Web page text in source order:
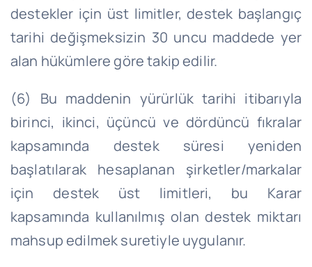
destekler için üst limitler, destek başlangıç
tarihi değişmeksizin 30 uncu maddede yer
alan hükümlere göre takip edilir.
(6) Bu maddenin yürürlük tarihi itibarıyla
birinci, ikinci, üçüncü ve dördüncü fıkralar
kapsamında destek süresi yeniden
başlatılarak hesaplanan şirketler/markalar
için destek üst limitleri, bu Karar
kapsamında kullanılmış olan destek miktarı
mahsup edilmek suretiyle uygulanır.